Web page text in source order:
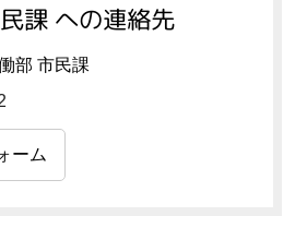
課 への連絡先
部 市民課
ーム